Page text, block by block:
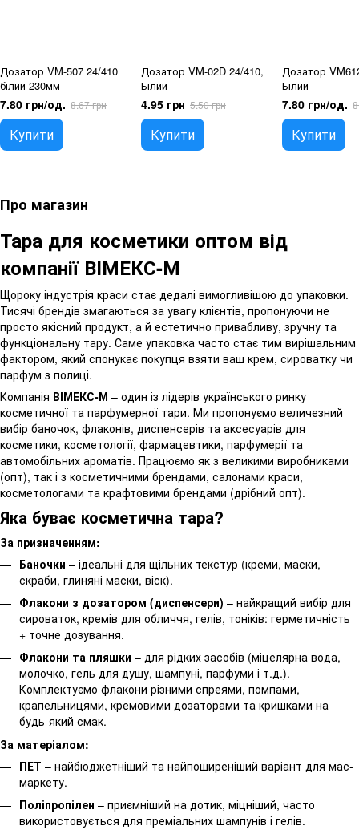
Дозатор VM-507 24/410
білий 230мм
7.80 грн/од. 8.67 грн
Купити
Дозатор VM-02D 24/410,
Білий
4.95 грн 5.50 грн
Купити
Дозатор
Білий
7.80 грн/од.
Купити
Про магазин
Тара для косметики оптом від
компанії ВІМЕКС-М
Щороку індустрія краси стає дедалі вимогливішою до упаковки.
Тисячі брендів змагаються за увагу клієнтів, пропонуючи не
просто якісний продукт, а й естетично привабливу, зручну та
функціональну тару. Саме упаковка часто стає тим вирішальним
фактором, який спонукає покупця взяти ваш крем, сироватку чи
парфум з полиці.
Компанія ВІМЕКС-М – один із лідерів українського ринку
косметичної та парфумерної тари. Ми пропонуємо величезний
вибір баночок, флаконів, диспенсерів та аксесуарів для
косметики, косметології, фармацевтики, парфумерії та
автомобільних ароматів. Працюємо як з великими виробниками
(опт), так і з косметичними брендами, салонами краси,
косметологами та крафтовими брендами (дрібний опт).
Яка буває косметична тара?
За призначенням:
Баночки – ідеальні для щільних текстур (креми, маски,
скраби, глиняні маски, віск).
Флакони з дозатором (диспенсери) – найкращий вибір для
сироваток, кремів для обличчя, гелів, тоніків: герметичність
+ точне дозування.
Флакони та пляшки – для рідких засобів (міцелярна вода,
молочко, гель для душу, шампуні, парфуми і т.д.).
Комплектуємо флакони різними спреями, помпами,
крапельницями, кремовими дозаторами та кришками на
будь-який смак.
За матеріалом:
ПЕТ – найбюджетніший та найпоширеніший варіант для мас-
маркету.
Поліпропілен – приємніший на дотик, міцніший, часто
використовується для преміальних шампунів і гелів.